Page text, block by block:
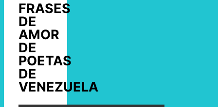
FRASES
DE
AMOR
DE
POETAS
DE
VENEZUELA